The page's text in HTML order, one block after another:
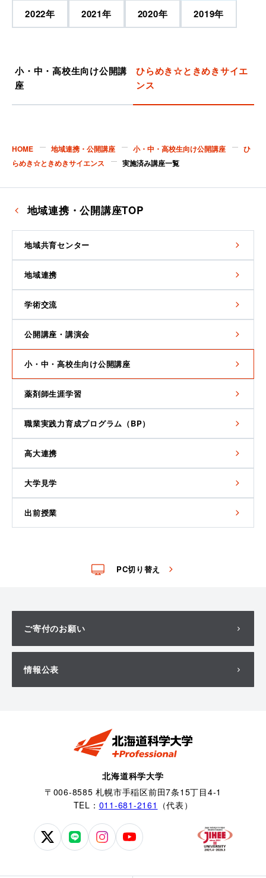
2022年 2021年 2020年 2019年
小・中・高校生向け公開講
座
ひらめき☆ときめきサイエ
ンス
HOME 地域連携・公開講座 小・中・高校生向け公開講座
ひ
らめき☆ときめきサイエンス
実施済み講座一覧
地域連携・公開講座TOP
地域共育センター
地域連携
学術交流
公開講座・講演会
小・中・高校生向け公開講座
薬剤師生涯学習
職業実践力育成プログラム（BP）
高大連携
大学見学
出前授業
PC切り替え
ご寄付のお願い
情報公表
北海道科学大学
〒006-8585 札幌市手稲区前田7条15丁目4-1
TEL： 011-681-2161 （代表）
北
北
北
北